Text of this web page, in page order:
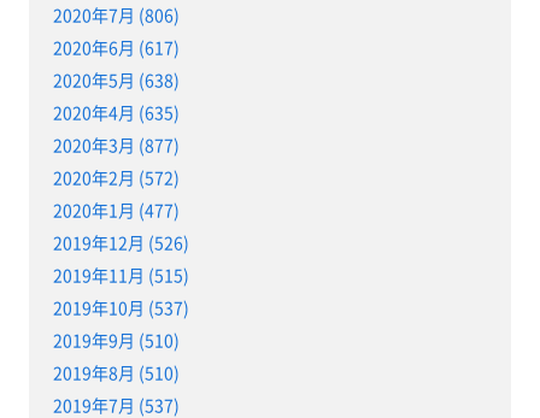
2020年7月 (806)
2020年6月 (617)
2020年5月 (638)
2020年4月 (635)
2020年3月 (877)
2020年2月 (572)
2020年1月 (477)
2019年12月 (526)
2019年11月 (515)
2019年10月 (537)
2019年9月 (510)
2019年8月 (510)
2019年7月 (537)